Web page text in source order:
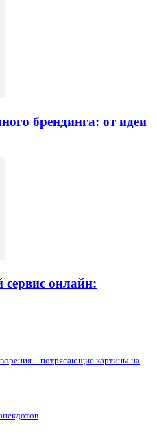
брендинга: от идеи
онлайн:
– потрясающие картины на